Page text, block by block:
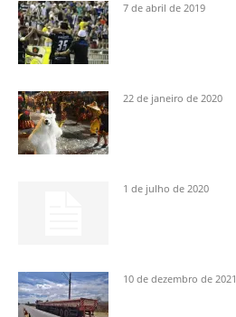
7 de abril de 2019
22 de janeiro de 2020
1 de julho de 2020
10 de dezembro de 2021